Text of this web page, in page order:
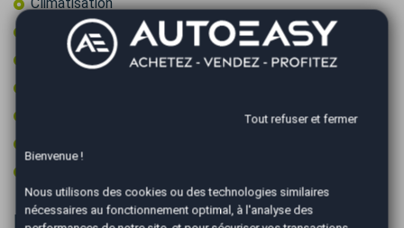
Climatisation
Contrôle pression des pneus
Fixations ISOFIX
Tout refuser et fermer
Bienvenue !
Nous utilisons des cookies ou des technologies similaires
nécessaires au fonctionnement optimal, à l'analyse des